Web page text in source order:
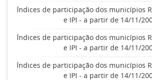
Índices de participação dos municípios
e IPI - a partir de 14/11/
Índices de participação dos municípios
e IPI - a partir de 14/11/
Índices de participação dos municípios
e IPI - a partir de 14/11/